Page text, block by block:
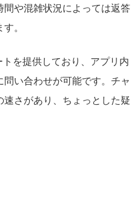
や混雑状況によっては返答
。
を提供しており、アプリ内
い合わせが可能です。チャ
さがあり、ちょっとした疑